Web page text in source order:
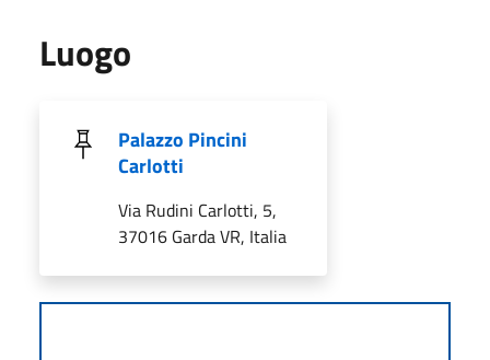
Luogo
Palazzo Pincini
Carlotti
Via Rudini Carlotti, 5,
37016 Garda VR, Italia